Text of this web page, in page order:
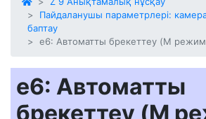
Пайдаланушы параметрлері:
баптау
e6: Автоматты брекеттеу (M
e6: Автоматты
брекеттеу (M